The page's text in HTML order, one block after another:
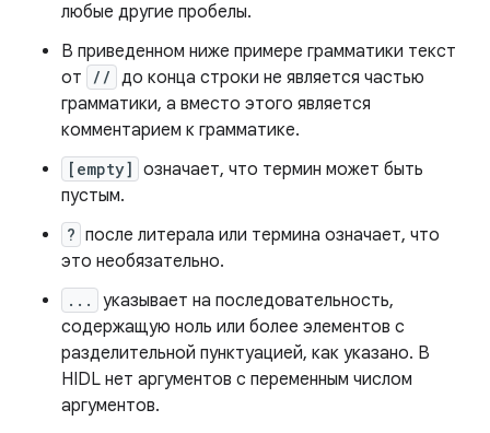
любые другие пробелы.
В приведенном ниже примере грамматики текст
от
// до конца строки не является частью
грамматики, а вместо этого является
комментарием к грамматике.
[empty] означает, что термин может быть
пустым.
? после литерала или термина означает, что
это необязательно.
...
указывает на последовательность,
содержащую ноль или более элементов с
разделительной пунктуацией, как указано. В
HIDL нет аргументов с переменным числом
аргументов.